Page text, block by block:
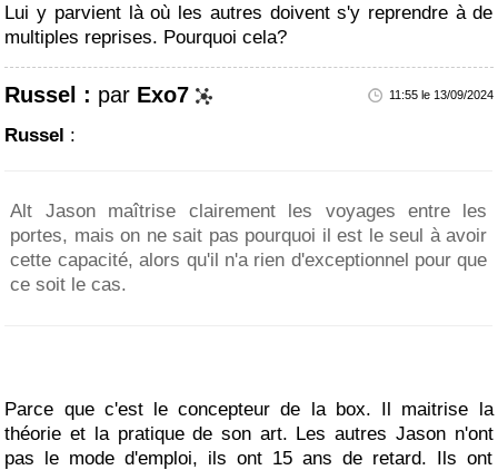
Lui y parvient là où les autres doivent s'y reprendre à de
multiples reprises. Pourquoi cela?
Russel : par Exo7 11:55 le 13/09/2024
Russel :
Alt Jason maîtrise clairement les voyages entre les
portes, mais on ne sait pas pourquoi il est le seul à avoir
cette capacité, alors qu'il n'a rien d'exceptionnel pour que
ce soit le cas.
Parce que c'est le concepteur de la box. Il maitrise la
théorie et la pratique de son art. Les autres Jason n'ont
pas le mode d'emploi, ils ont 15 ans de retard. Ils ont